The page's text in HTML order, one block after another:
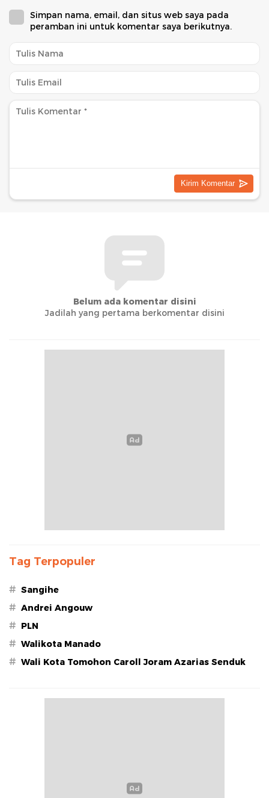
Simpan nama, email, dan situs web saya pada
peramban ini untuk komentar saya berikutnya.
Belum ada komentar disini
Jadilah yang pertama berkomentar disini
Tag Terpopuler
# Sangihe
# Andrei Angouw
# PLN
# Walikota Manado
# Wali Kota Tomohon Caroll Joram Azarias Senduk